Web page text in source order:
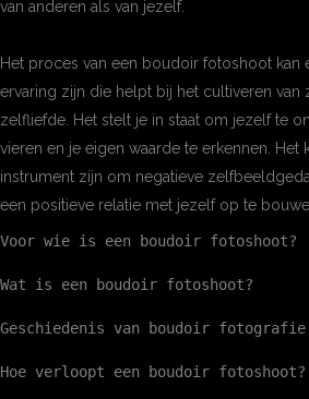
van anderen als van jezelf.
Het proces van een boudoir fotoshoot kan
ervaring zijn die helpt bij het cultiveren van
zelfliefde. Het stelt je in staat om jezelf te
vieren en je eigen waarde te erkennen. Het
instrument zijn om negatieve
een positieve relatie met jezelf op te
Voor wie is een boudoir fotoshoot?
Wat is een boudoir fotoshoot?
Geschiedenis van boudoir fotografie
Hoe verloopt een boudoir fotoshoot?